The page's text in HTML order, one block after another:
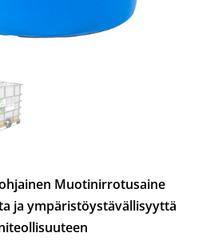
Muotinirrotusaine
ja ympäristöystävällisyyttä